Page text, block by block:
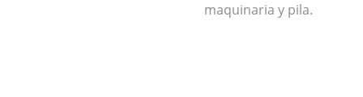
maquinaria y pila.